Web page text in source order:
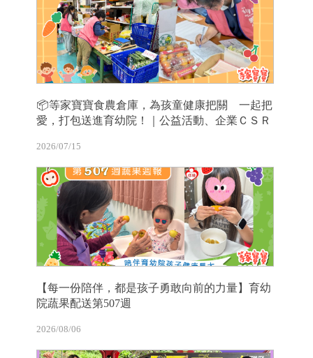
📦等家寶寶食農倉庫，為孩童健康把關 一起把
愛，打包送進育幼院！｜公益活動、企業ＣＳＲ
2026/07/15
【每一份陪伴，都是孩子勇敢向前的力量】育幼
院蔬果配送第507週
2026/08/06